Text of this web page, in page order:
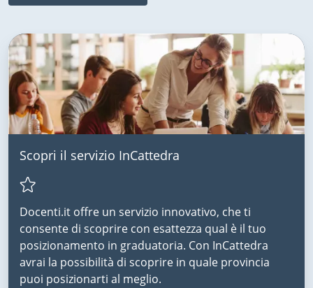
Scopri il servizio InCattedra
Docenti.it offre un servizio innovativo, che ti
consente di scoprire con esattezza qual è il tuo
posizionamento in graduatoria. Con InCattedra
avrai la possibilità di scoprire in quale provincia
puoi posizionarti al meglio.